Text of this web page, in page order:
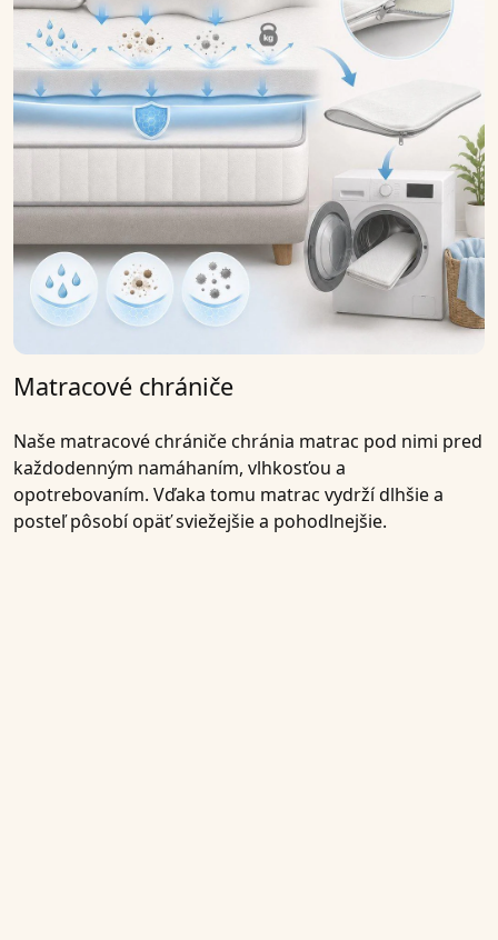
Matracové chrániče
Naše matracové chrániče chránia matrac pod nimi pred
každodenným namáhaním, vlhkosťou a
opotrebovaním. Vďaka tomu matrac vydrží dlhšie a
posteľ pôsobí opäť sviežejšie a pohodlnejšie.